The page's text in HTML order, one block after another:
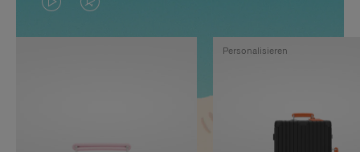
DAS
VIDEO
VIDEO
IST
Personalisieren